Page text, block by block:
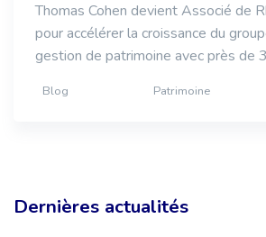
Thomas Cohen devient Associé de
pour accélérer la croissance du
gestion de patrimoine avec près de
Blog Patrimoine
Dernières actualités